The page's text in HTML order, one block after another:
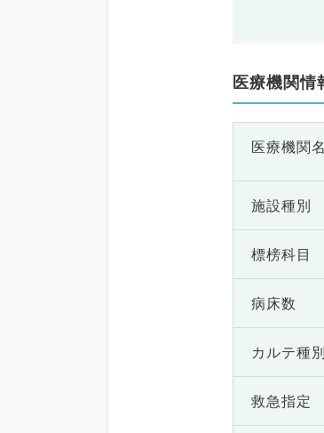
医療機関情
医療機関名
施設種別
標榜科目
病床数
カルテ種別
救急指定